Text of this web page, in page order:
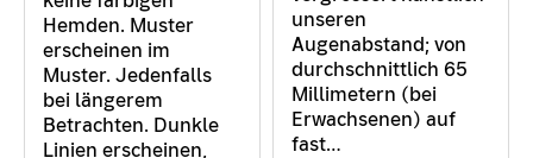
Hemden. Muster
erscheinen im
Muster. Jedenfalls
bei längerem
Betrachten. Dunkle
Linien erscheinen,
unseren
Augenabstand; von
durchschnittlich 65
Millimetern (bei
Erwachsenen) auf
fast…